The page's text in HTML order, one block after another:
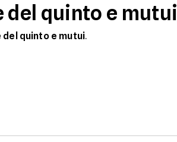
quinto e mutui
quinto e mutui.